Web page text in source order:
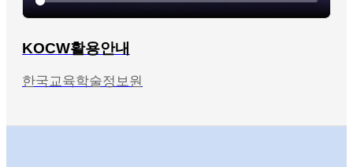
KOCW활용안내
한국교육학술정보원